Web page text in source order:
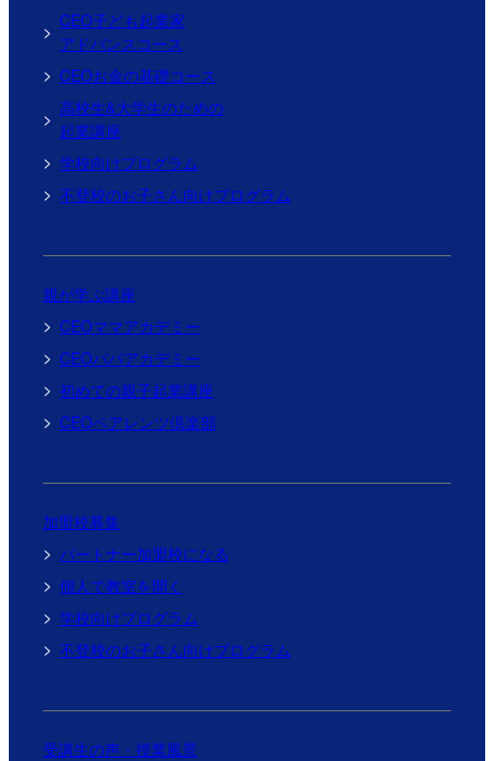
CEO子ども起業家
アドバンスコース
CEOお金の基礎コース
高校生&大学生のための
起業講座
学校向けプログラム
不登校のお子さん向けプログラム
親が学ぶ講座
CEOママアカデミー
CEOパパアカデミー
初めての親子起業講座
CEOペアレンツ倶楽部
加盟校募集
パートナー加盟校になる
個人で教室を開く
学校向けプログラム
不登校のお子さん向けプログラム
受講生の声・授業風景